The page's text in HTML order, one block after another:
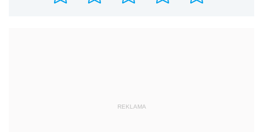
REKLAMA